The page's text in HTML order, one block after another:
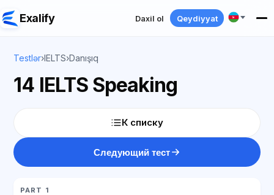
Exalify Daxil ol Qeydiyyat
Testlər›IELTS›Danışıq
14 IELTS Speaking
К списку
Следующий тест
PART 1